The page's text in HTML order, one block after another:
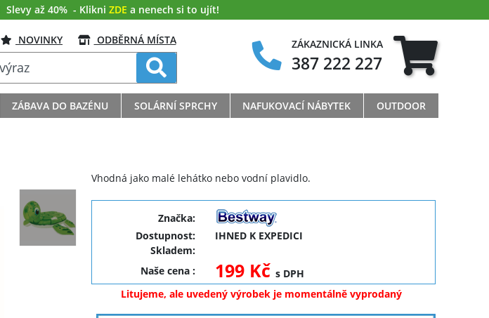
Slevy až 40% - Klikni ZDE a nenech si to ujít!
NOVINKY ODBĚRNÁ MÍSTA ZÁKAZNICKÁ LINKA
387 222 227
ZÁBAVA DO BAZÉNU SOLÁRNÍ SPRCHY NAFUKOVACÍ NÁBYTEK OUTDOOR
Vhodná jako malé lehátko nebo vodní plavidlo.
Značka:
Dostupnost:
IHNED K EXPEDICI
Skladem:
Naše cena: 199 Kčs DPH
Litujeme, ale uvedený výrobek je momentálně vyprodaný